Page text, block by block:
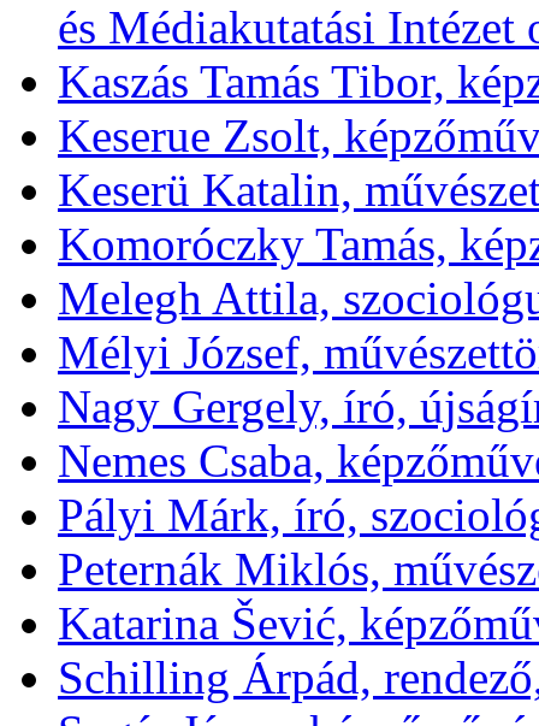
és Médiakutatási Intézet
Kaszás Tamás Tibor,
Keserue Zsolt,
Keserü Katalin,
Komoróczky Tamás,
Melegh Attila,
Mélyi József,
Nagy Gergely, író,
Nemes Csaba,
Pályi Márk, író,
Peternák Miklós,
Katarina Šević,
Schilling Árpád,